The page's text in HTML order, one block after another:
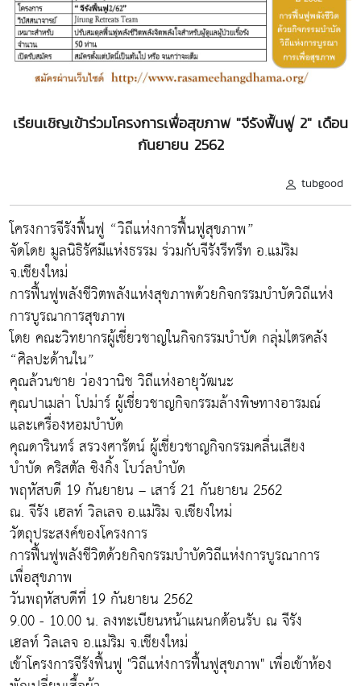
เรียนเชิญเข้าร่วมโครงการเพื่อสุขภาพ "จีรังฟื้นฟู 2" เดือน
กันยายน 2562
tubgood
โครงการจีรังฟื้นฟู “วิถีแห่งการฟื้นฟูสุขภาพ”
จัดโดย มูลนิธิรัศมีแห่งธรรม ร่วมกับจีรังรีทรีท อ.แม่ริม
จ.เชียงใหม่
การฟื้นฟูพลังชีวิตพลังแห่งสุขภาพด้วยกิจกรรมบำบัดวิถีแห่ง
การบูรณาการสุขภาพ
โดย คณะวิทยากรผู้เชี่ยวชาญในกิจกรรมบำบัด กลุ่มไตรคลัง
“ศิลปะด้านใน”
คุณล้วนชาย ว่องวานิช วิถีแห่งอายุวัฒนะ
คุณปาเมล่า โปม่าร์ ผู้เชี่ยวชาญกิจกรรมล้างพิษทางอารมณ์
และเครื่องหอมบำบัด
คุณดารินทร์ สรวงศารัตน์ ผู้เชี่ยวชาญกิจกรรมคลื่นเสียง
บำบัด คริสตัล ซิงกิ้ง โบว์ลบำบัด
พฤหัสบดี 19 กันยายน – เสาร์ 21 กันยายน 2562
ณ. จีรัง เฮลท์ วิลเลจ อ.แม่ริม จ.เชียงใหม่
วัตถุประสงค์ของโครงการ
การฟื้นฟูพลังชีวิตด้วยกิจกรรมบำบัดวิถีแห่งการบูรณาการ
เพื่อสุขภาพ
วันพฤหัสบดีที่ 19 กันยายน 2562
9.00 - 10.00 น. ลงทะเบียนหน้าแผนกต้อนรับ ณ จีรัง
เฮลท์ วิลเลจ อ.แม่ริม จ.เชียงใหม่
เข้าโครงการจีรังฟื้นฟู "วิถีแห่งการฟื้นฟูสุขภาพ" เพื่อเข้าห้อง